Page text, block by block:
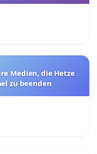
Medien, die Hetze
zu beenden